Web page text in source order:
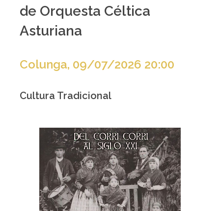
de Orquesta Céltica
Asturiana
Colunga, 09/07/2026 20:00
Cultura Tradicional